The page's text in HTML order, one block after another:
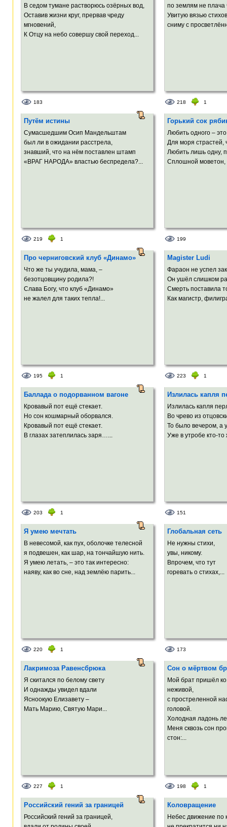
В седом тумане растворюсь озёрных вод,
Оставив жизни круг, прервав чреду
мгновений,
К Отцу на небо совершу свой переход...
183
по землям не плача
Увитую вязью
сниму с
218 1
Путём истины
Сумасшедшим Осип Мандельштам
был ли в ожидании расстрела,
знавший, что на нём поставлен штамп
«ВРАГ НАРОДА» властью беспредела?...
219 1
Горький сок
Любить одного – это
Для моря
Любить лишь одну,
Сплошной моветон,
199
Про черниговский клуб «Динамо»
Что же ты учудила, мама, –
безотцовщину родила?!
Слава Богу, что клуб «Динамо»
не жалел для таких тепла!...
195 1
Magister Ludi
Фараон не успел
Он ушёл слишком
Смерть поставила
Как магистр,
223 1
Баллада о подорванном вагоне
Кровавый пот ещё стекает.
Но сон кошмарный оборвался.
Кровавый пот ещё стекает.
В глазах затеплилась заря…...
203 1
Излилась капля
Излилась капля
Во чрево из
То было вечером, а
Уже в утробе кто-то
151
Я умею мечтать
В невесомой, как пух, оболочке телесной
я подвешен, как шар, на тончайшую нить.
Я умею летать, – это так интересно:
наяву, как во сне, над землёю парить...
220 1
Глобальная сеть
Не нужны стихи,
увы, никому.
Впрочем, что тут
горевать о стихах,...
173
Лакримоза Равенсбрюка
Я скитался по белому свету
И однажды увидел вдали
Ясноокую Елизавету –
Мать Марию, Святую Maри...
227 1
Сон о мёртвом
Мой брат пришёл
неживой,
с простреленной
головой.
Холодная ладонь
Меня сквозь сон
стон:...
198 1
Российский гений за границей
Российский гений за границей,
Коловращение
Небес движение по